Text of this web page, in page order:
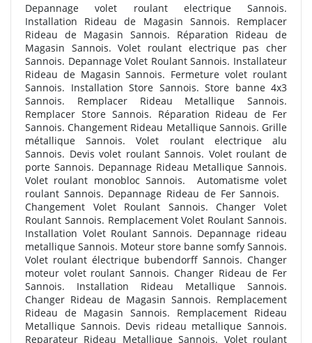
Depannage volet roulant electrique Sannois.
Installation Rideau de Magasin Sannois. Remplacer
Rideau de Magasin Sannois. Réparation Rideau de
Magasin Sannois. Volet roulant electrique pas cher
Sannois. Depannage Volet Roulant Sannois. Installateur
Rideau de Magasin Sannois. Fermeture volet roulant
Sannois. Installation Store Sannois. Store banne 4x3
Sannois. Remplacer Rideau Metallique Sannois.
Remplacer Store Sannois. Réparation Rideau de Fer
Sannois. Changement Rideau Metallique Sannois. Grille
métallique Sannois. Volet roulant electrique alu
Sannois. Devis volet roulant Sannois. Volet roulant de
porte Sannois. Depannage Rideau Metallique Sannois.
Volet roulant monobloc Sannois. Automatisme volet
roulant Sannois. Depannage Rideau de Fer Sannois.
Changement Volet Roulant Sannois. Changer Volet
Roulant Sannois. Remplacement Volet Roulant Sannois.
Installation Volet Roulant Sannois. Depannage rideau
metallique Sannois. Moteur store banne somfy Sannois.
Volet roulant électrique bubendorff Sannois. Changer
moteur volet roulant Sannois. Changer Rideau de Fer
Sannois. Installation Rideau Metallique Sannois.
Changer Rideau de Magasin Sannois. Remplacement
Rideau de Magasin Sannois. Remplacement Rideau
Metallique Sannois. Devis rideau metallique Sannois.
Reparateur Rideau Metallique Sannois. Volet roulant